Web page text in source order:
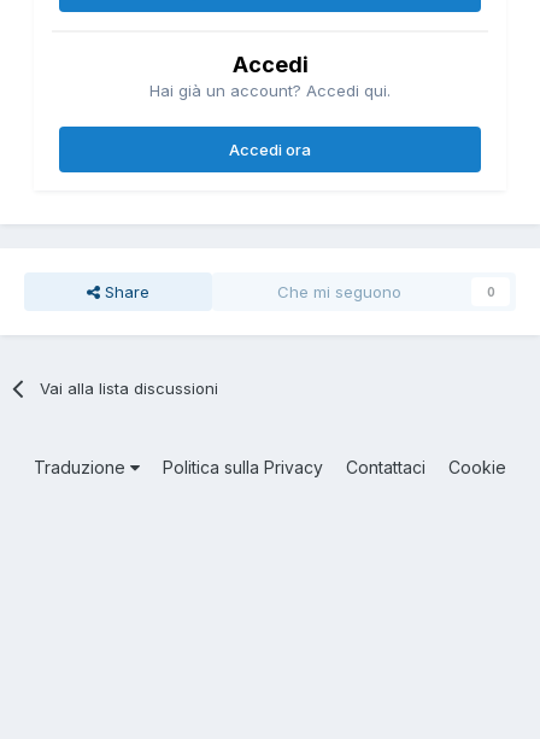
Accedi
Hai già un account? Accedi qui.
Accedi ora
Share Che mi seguono 0
Vai alla lista discussioni
Traduzione Politica sulla Privacy Contattaci Cookie